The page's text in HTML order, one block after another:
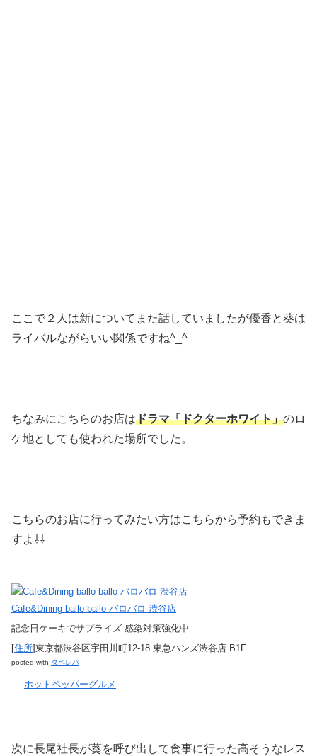
ここで２人は新についてまた話していましたが優香と葵は
ライバルながらいい関係ですね^_^
ちなみにこちらのお店はドラマ「ドクターホワイト」のロ
ケ地としても使われた場所でした。
こちらのお店に行ってみたい方はこちらから予約もできま
すよ⇩⇩
Cafe&Dining ballo ballo バロバロ 渋谷店
記念日ケーキでサプライズ 感染対策強化中
[住所]東京都渋谷区宇田川町12-18 東急ハンズ渋谷店 B1F
posted with タベレバ
ホットペッパーグルメ
次に長尾社長が葵を呼び出して食事に行った高そうなレス